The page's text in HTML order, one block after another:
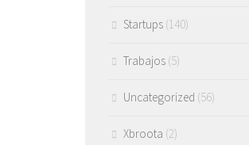
Startups (140)
Trabajos (5)
Uncategorized (56)
Xbroota (2)